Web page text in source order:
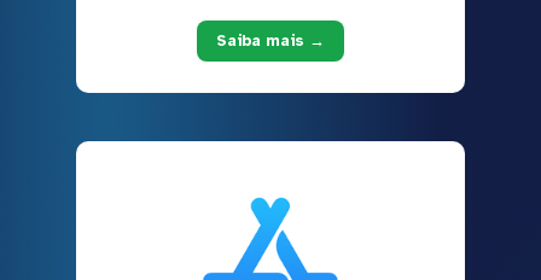
Saiba mais →